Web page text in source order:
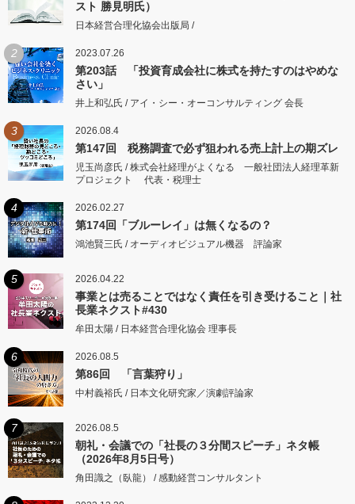
スト 勝見明氏）
日本経営合理化協会出版局 /
2 2023.07.26
第203話 「投資育成会社に株式を持たすのはやめな
さい」
井上和弘氏 / アイ・シー・オーコンサルティング 会長
3 2026.08.4
第147回 税務調査で必ず狙われる売上計上の期ズレ
児玉尚彦氏 / 株式会社経理がよくなる 一般社団法人経理革新
プロジェクト 代表・税理士
4 2026.02.27
第174回「ブルーレイ」は無くなるの？
鴻池賢三氏 / オーディオビジュアル機器 評論家
5 2026.04.22
事業とは売ることではなく責任を引き受けること｜社
長業ネクスト#430
牟田太陽 / 日本経営合理化協会 理事長
6 2026.08.5
第86回 「言葉狩り」
中村義裕氏 / 日本文化研究家／演劇評論家
7 2026.08.5
朝礼・会議での「社長の３分間スピーチ」ネタ帳
（2026年8月5日号）
角田識之（臥龍） / 感動経営コンサルタント